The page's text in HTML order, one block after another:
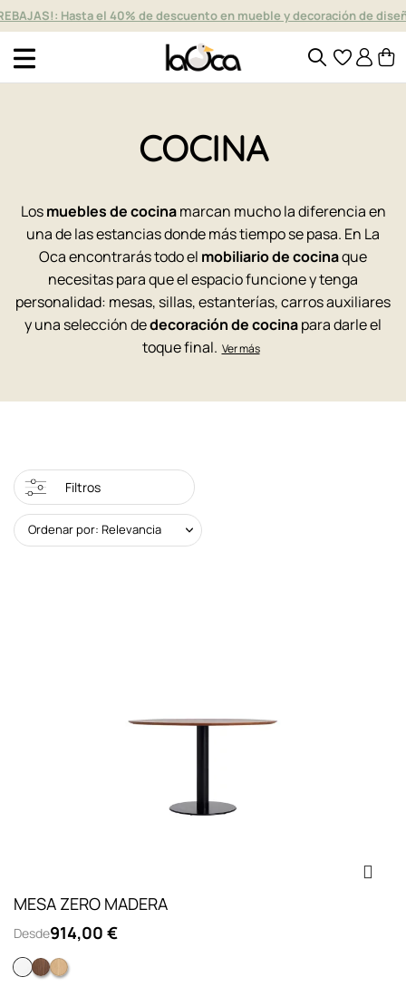
Hasta el 40% de descuento en mueble y decoración de
COCINA
Losmuebles de cocinamarcan mucho la diferencia en
una de las estancias donde más tiempo se pasa. En La
Oca encontrarás todo el mobiliario de cocinaque
necesitas para que el espacio funcione y tenga
personalidad: mesas, sillas, estanterías, carros auxiliares
y una selección dedecoración de cocinapara darle el
toque final. Ver más
Filtros
Ordenar por: Relevancia
MESA ZERO MADERA
Desde914,00 €
Lacado blanco
NogalRoble